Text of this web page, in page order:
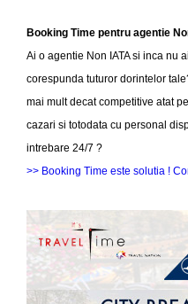
Booking Time pentru agentie
Ai o agentie Non IATA si inca nu
corespunda tuturor dorintelor
mai mult decat competitive atat
cazari si totodata cu personal
intrebare 24/7 ?
>> Booking Time este solutia !